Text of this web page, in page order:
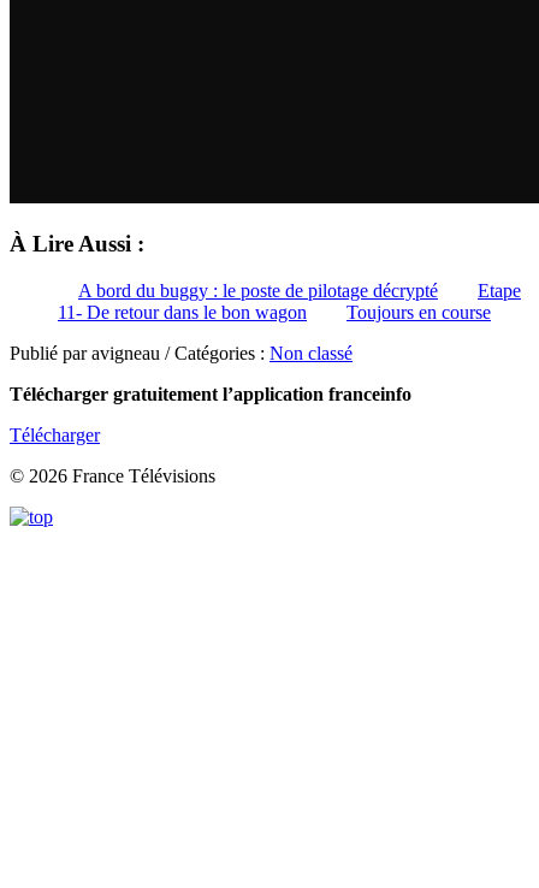
À Lire Aussi :
A bord du buggy : le poste de pilotage décrypté
Etape
11- De retour dans le bon wagon
Toujours en course
Publié par avigneau / Catégories : Non classé
Télécharger gratuitement l’application franceinfo
Télécharger
© 2026 France Télévisions